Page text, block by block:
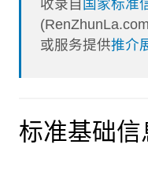
收录自 国家标准
或服务提供推介
标准基础信